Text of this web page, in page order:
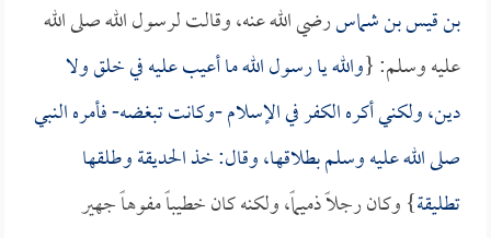
بن قيس بن شماسرضي الله عنه، وقالت لرسول الله صلى الله
عليه وسلم: {والله يا رسول الله ما أعيب عليه في خلق ولا
دين، ولكني أكره الكفر في الإسلام -وكانت تبغضه- فأمره النبي
صلى الله عليه وسلم بطلاقها، وقال: خذ الحديقة وطلقها
تطليقة} وكان رجلاً ذميماً، ولكنه كان خطيباً مفوهاً جهير